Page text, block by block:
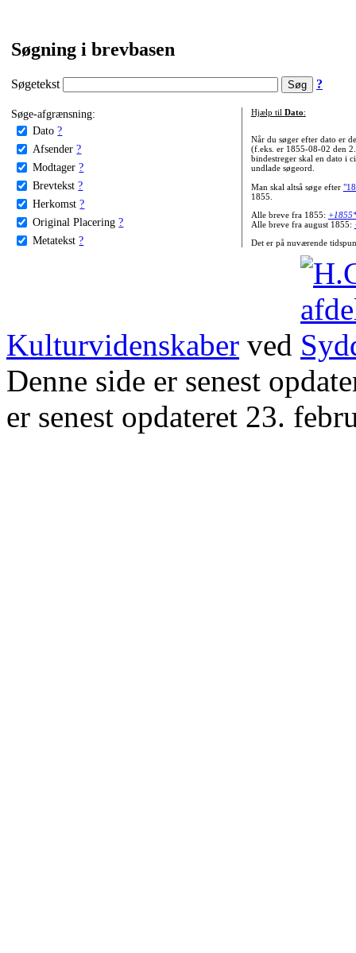
Søgning i brevbasen
Søgetekst ?
Søge-afgrænsning:
Dato ?
Afsender ?
Modtager ?
Brevtekst ?
Herkomst ?
Original Placering ?
Metatekst ?
Hjælp til Dato:
Når du søger efter dato er
(f.eks. er 1855-08-02 den
bindestreger skal en dato i
undlade søgeord.
Man skal altså søge efter
1855.
Alle breve fra 1855:
Alle breve fra august 1855:
Det er på nuværende
Kulturvidenskaber ved
Denne side er senest
er senest opdateret 23.